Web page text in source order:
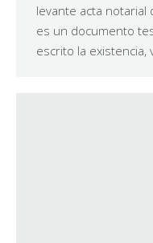
levante acta notarial
es un documento
escrito la existencia,